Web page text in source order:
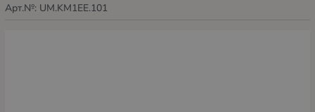
Арт.№: UM.KM1EE.101